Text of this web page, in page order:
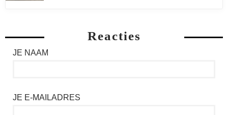
Reacties
JE NAAM
JE E-MAILADRES